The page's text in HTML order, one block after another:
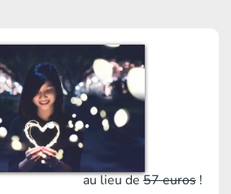
au lieu de57 euros !